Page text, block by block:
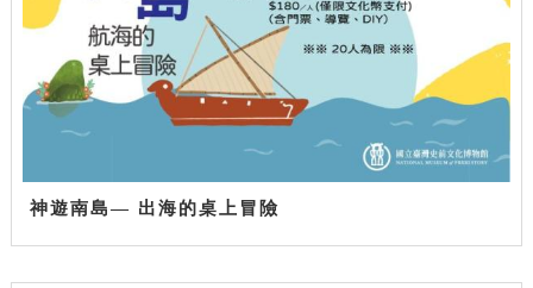
神遊南島— 出海的桌上冒險